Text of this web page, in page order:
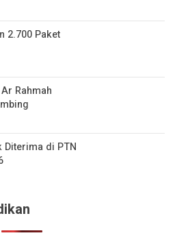
2.700 Paket
Rahmah
Diterima di PTN